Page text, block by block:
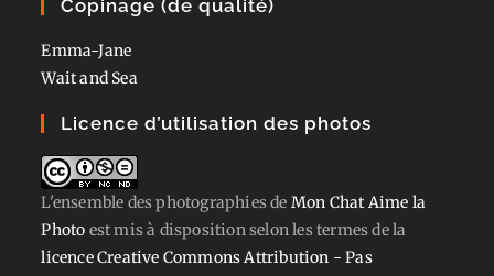
Copinage (de qualité)
Emma-Jane
Wait and Sea
Licence d’utilisation des photos
L'ensemble des photographiesde Mon Chat Aime la
Photo est mis à disposition selon les termes de la
licence Creative Commons Attribution - Pas